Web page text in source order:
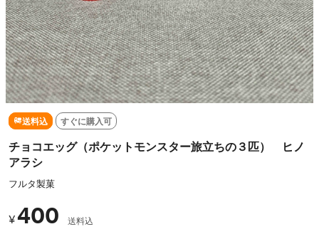
送料込 すぐに購入可
チョコエッグ（ポケットモンスター旅立ちの３匹） ヒノ
アラシ
フルタ製菓
¥400 送料込